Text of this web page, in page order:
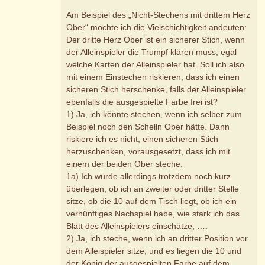
Am Beispiel des „Nicht-Stechens mit drittem Herz
Ober“ möchte ich die Vielschichtigkeit andeuten:
Der dritte Herz Ober ist ein sicherer Stich, wenn
der Alleinspieler die Trumpf klären muss, egal
welche Karten der Alleinspieler hat. Soll ich also
mit einem Einstechen riskieren, dass ich einen
sicheren Stich herschenke, falls der Alleinspieler
ebenfalls die ausgespielte Farbe frei ist?
1) Ja, ich könnte stechen, wenn ich selber zum
Beispiel noch den Schelln Ober hätte. Dann
riskiere ich es nicht, einen sicheren Stich
herzuschenken, vorausgesetzt, dass ich mit
einem der beiden Ober steche.
1a) Ich würde allerdings trotzdem noch kurz
überlegen, ob ich an zweiter oder dritter Stelle
sitze, ob die 10 auf dem Tisch liegt, ob ich ein
vernünftiges Nachspiel habe, wie stark ich das
Blatt des Alleinspielers einschätze, ….
2) Ja, ich steche, wenn ich an dritter Position vor
dem Alleispieler sitze, und es liegen die 10 und
der König der ausgespielten Farbe auf dem